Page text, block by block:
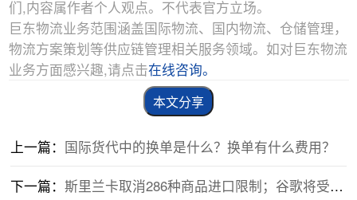
们,内容属作者个人观点。不代表官方立场。
巨东物流业务范围涵盖国际物流、国内物流、仓储管理，
物流方案策划等供应链管理相关服务领域。如对巨东物流
业务方面感兴趣,请点击在线咨询。
本文分享
上一篇： ​国际货代中的换单是什么？换单有什么费用？
下一篇：斯里兰卡取消286种商品进口限制；谷歌将受到欧盟反垄断指控！